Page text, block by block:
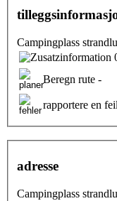
Campingplass
Beregn rute -
rapportere en
adresse
Campingplass